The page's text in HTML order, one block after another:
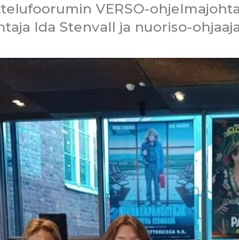
VERSO-
Ida Stenvall ja nuoriso-